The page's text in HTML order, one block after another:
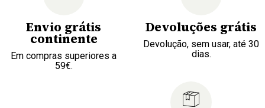
Envio grátis
continente
Em compras superiores a
59€.
Devoluções grátis
Devolução, sem usar, até 30
dias.